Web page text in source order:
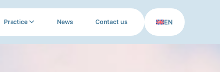
Practice News Contact us EN